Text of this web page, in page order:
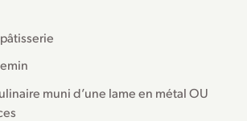
muni d’une lame en métal OU